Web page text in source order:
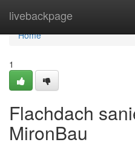
livebackpage
Home
Home
1
Flachdach
MironBau